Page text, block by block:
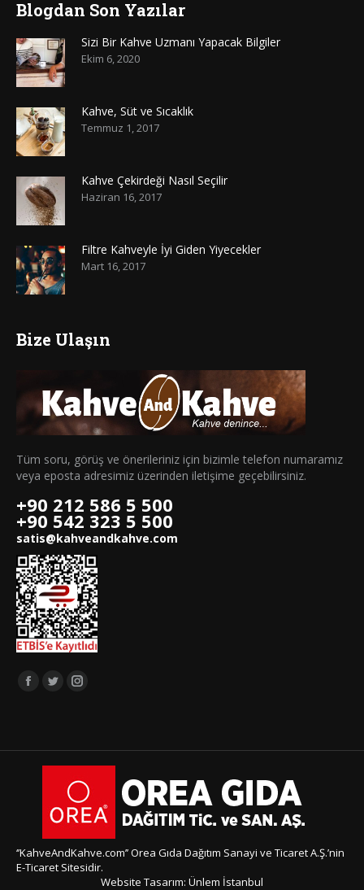
Blogdan Son Yazılar
Sizi Bir Kahve Uzmanı Yapacak Bilgiler
Ekim 6, 2020
Kahve, Süt ve Sıcaklık
Temmuz 1, 2017
Kahve Çekirdeği Nasıl Seçilir
Haziran 16, 2017
Filtre Kahveyle İyi Giden Yiyecekler
Mart 16, 2017
Bize Ulaşın
Tüm soru, görüş ve önerileriniz için bizimle telefon numaramız
veya eposta adresimiz üzerinden iletişime geçebilirsiniz.
+90 212 586 5 500
+90 542 323 5 500
satis@kahveandkahve.com
Bizi takip edin:
Facebook
in
window
Twitter
in
window
Instagram
in
window
‘’KahveAndKahve.com’’ Orea Gıda Dağıtım Sanayi ve Ticaret A.Ş.’nin
E-Ticaret Sitesidir.
Website Tasarım: Ünlem İstanbul